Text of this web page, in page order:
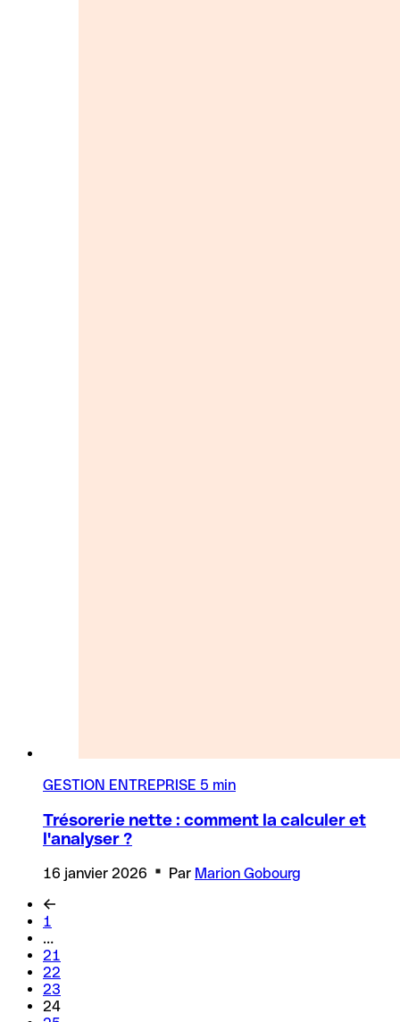
GESTION ENTREPRISE 5 min
Trésorerie nette : comment la calculer et
l'analyser ?
16 janvier 2026 Par Marion Gobourg
1
…
21
22
23
24